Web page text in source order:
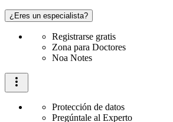
¿Eres un especialista?
Registrarse gratis
Zona para Doctores
Noa Notes
Protección de datos
Pregúntale al Experto